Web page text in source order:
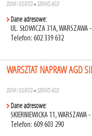
DOM I OGRÓD»SERWIS AGD
Dane adresowe:
UL. SŁOWICZA 31A,
Telefon: 602 339 632
WARSZTAT NAPRAW AGD
DOM I OGRÓD»SERWIS AGD
Dane adresowe:
SKIERNIEWICKA 11,
Telefon: 609 603 290